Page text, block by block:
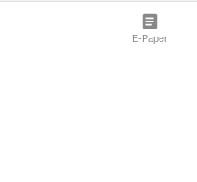
E-Paper